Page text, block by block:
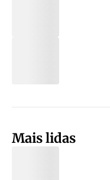
Mais lidas